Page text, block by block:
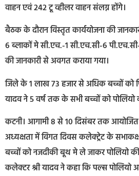
वाहन एवं 242 टू व्हीलर वाहन संलग्न होंगे।
बैठक के दौरान विस्तृत कार्ययोजना की
6 ब्लाकों मे सी.एच.-1 सी.एच.सी-6
की जानकारी से अवगत कराया गया।
जिले के 1 लाख 73 हजार से अधिक बच्चों को
यादव ने 5 वर्ष तक के सभी बच्चों को
कटनी। आगामी 8 से 10 दिसंबर तक
अध्यक्षता में विगत दिवस कलेक्ट्रेट के
बच्चों को नजदीकी बूथ मे ले जाकर पोलियो
कलेक्टर श्री यादव ने कहा कि पल्स पोलियो